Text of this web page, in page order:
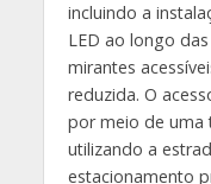
incluindo a
LED ao longo
mirantes
reduzida. O
por meio de uma
utilizando a
estacionamento